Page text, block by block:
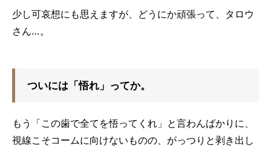
少し可哀想にも思えますが、どうにか頑張って、タロウ
さん…。
ついには「悟れ」ってか。
もう「この歯で全てを悟ってくれ」と言わんばかりに、
視線こそコームに向けないものの、がっつりと剥き出し